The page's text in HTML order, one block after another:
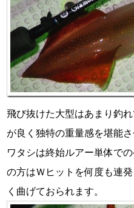
飛び抜けた大型はあまり釣
が良く独特の重量感を堪能
ワタシは終始ルアー単体で
の方はＷヒットを何度も連
く曲げておられます。